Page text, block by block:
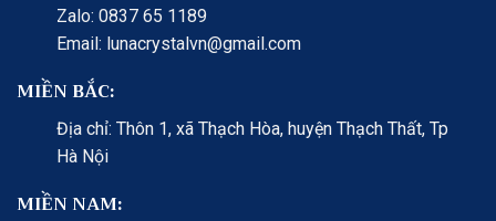
Zalo: 0837 65 1189
Email: lunacrystalvn@gmail.com
MIỀN BẮC:
Địa chỉ: Thôn 1, xã Thạch Hòa, huyện Thạch Thất, Tp
Hà Nội
MIỀN NAM: